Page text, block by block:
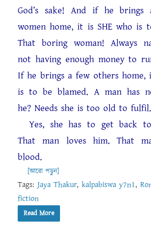
God’s sake! And if he
women home, it is SHE who is
That boring woman! Always
not having enough money to
If he brings a few others home,
is to be blamed. A man has
he? Needs she is too old to fulfil.
Yes, she has to get back
That man loves him. That
blood.
[আরো পড়ুন]
Tags: Jaya Thakur, kalpabiswa y7n1,
fiction
Read More